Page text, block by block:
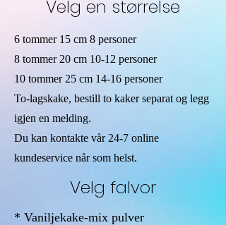
Velg en størrelse
6 tommer 15 cm 8 personer
8 tommer 20 cm 10-12 personer
10 tommer 25 cm 14-16 personer
To-lagskake, bestill to kaker separat og legg
igjen en melding.
Du kan kontakte vår 24-7 online
kundeservice når som helst.
Velg falvor
* Vaniljekake-mix pulver